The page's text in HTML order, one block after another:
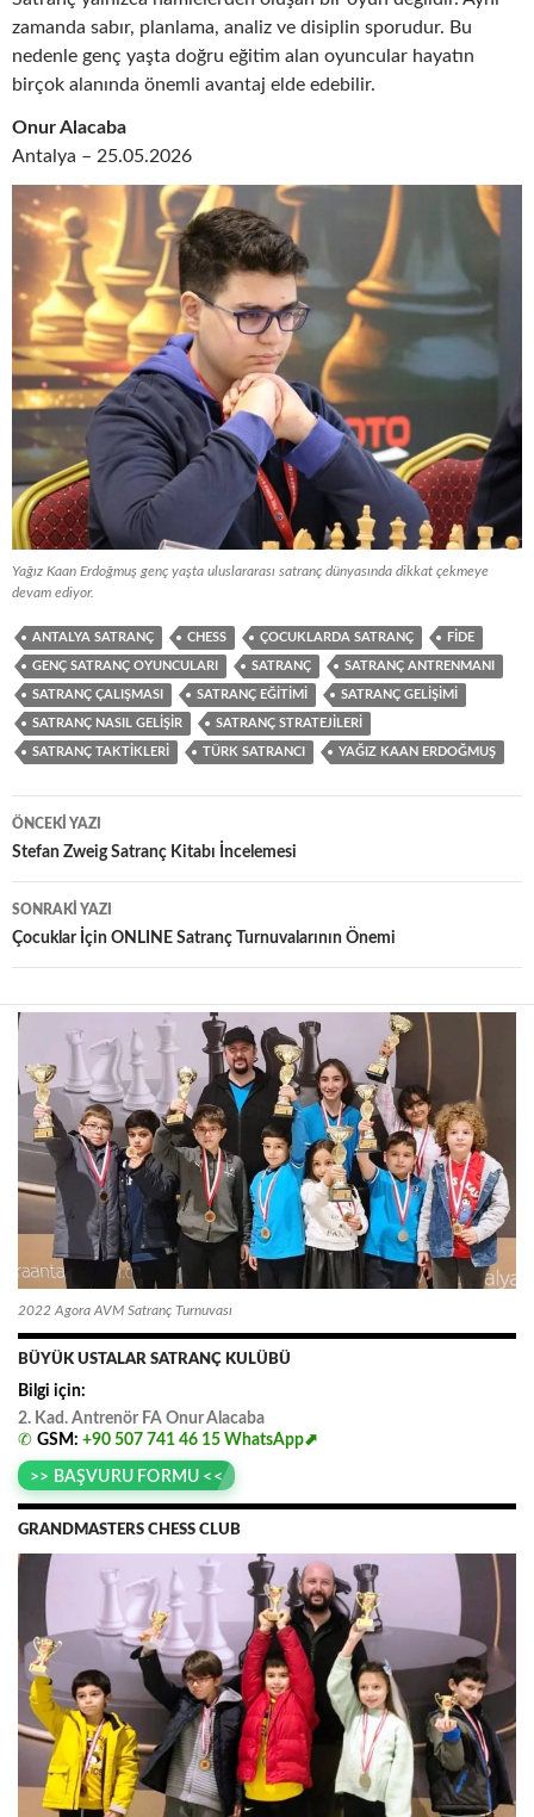
zamanda sabır, planlama, analiz ve disiplin sporudur. Bu
nedenle genç yaşta doğru eğitim alan oyuncular hayatın
birçok alanında önemli avantaj elde edebilir.
Onur Alacaba
Antalya – 25.05.2026
Yağız Kaan Erdoğmuş genç yaşta uluslararası satranç dünyasında dikkat çekmeye
devam ediyor.
ANTALYA SATRANÇ CHESS ÇOCUKLARDA SATRANÇ FIDE
GENÇ SATRANÇ OYUNCULARI SATRANÇ SATRANÇ ANTRENMANI
SATRANÇ ÇALIŞMASI SATRANÇ EĞITIMI SATRANÇ GELIŞIMI
SATRANÇ NASIL GELIŞIR SATRANÇ STRATEJILERI
SATRANÇ TAKTIKLERI TÜRK SATRANCI YAĞIZ KAAN ERDOĞMUŞ
Yazı
dolaşımı
ÖNCEKI YAZI
Stefan Zweig Satranç Kitabı İncelemesi
SONRAKI YAZI
Çocuklar İçin ONLINE Satranç Turnuvalarının Önemi
2022 Agora AVM Satranç Turnuvası
BÜYÜK USTALAR SATRANÇ KULÜBÜ
Bilgi için:
2. Kad. Antrenör FA Onur.Alacaba
✆ GSM: +90 507 741 46 15 WhatsApp⬈
>> BAŞVURU FORMU <<
GRANDMASTERS CHESS CLUB